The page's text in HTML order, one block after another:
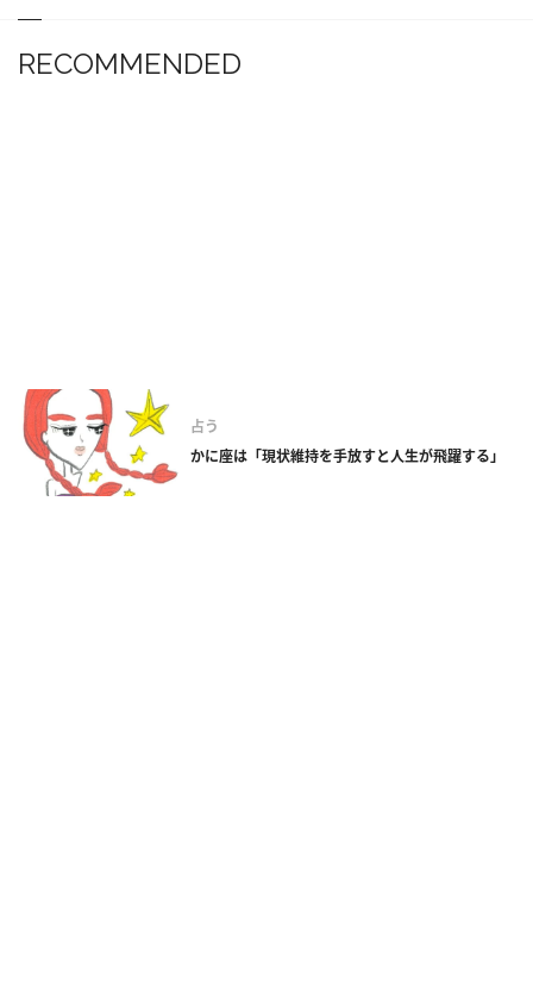
RECOMMENDED
占う
かに座は「現状維持を手放すと人生が飛躍する」